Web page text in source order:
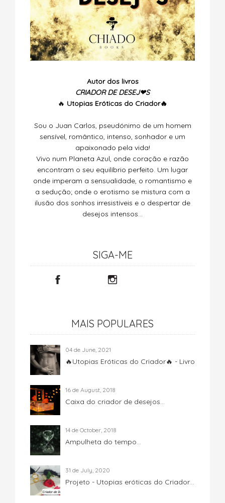
Autor dos livros
CRIADOR DE DESEJ❤S
🔥 Utopias Eróticas do Criador🔥
Sou o Juan Carlos, pseudónimo de um homem
sensível, romântico, intenso, sonhador e um
apaixonado pela vida!
Vivo num Planeta Azul, onde coração e razão
encontram o seu equilíbrio perfeito. Um lugar
onde imperam a sensualidade, o romantismo e
a sedução; onde o erotismo se mistura com a
ilusão dos sonhos irresistíveis e o despertar de
desejos intensos…
SIGA-ME
MAIS POPULARES
04 de June, 2021
🔥Utopias Eróticas do Criador🔥 - Livro
16 de August, 2018
Caixa do criador de desejos...
14 de October, 2018
Ampulheta do tempo...
31 de July, 2020
Projeto - Utopias eróticas do Criador...